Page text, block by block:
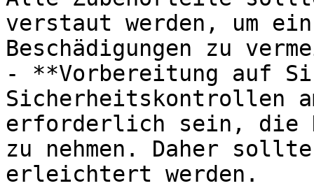
verstaut werden, um
Beschädigungen zu
- **Vorbereitung auf
Sicherheitskontrollen
erforderlich sein, die
zu nehmen. Daher
erleichtert werden.